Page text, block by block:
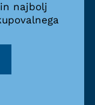
najbolj